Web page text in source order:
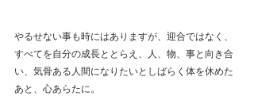
やるせない事も時にはありますが、迎合ではなく、
すべてを自分の成長ととらえ、人、物、事と向き合
い、気骨ある人間になりたいとしばらく体を休めた
あと、心あらたに。